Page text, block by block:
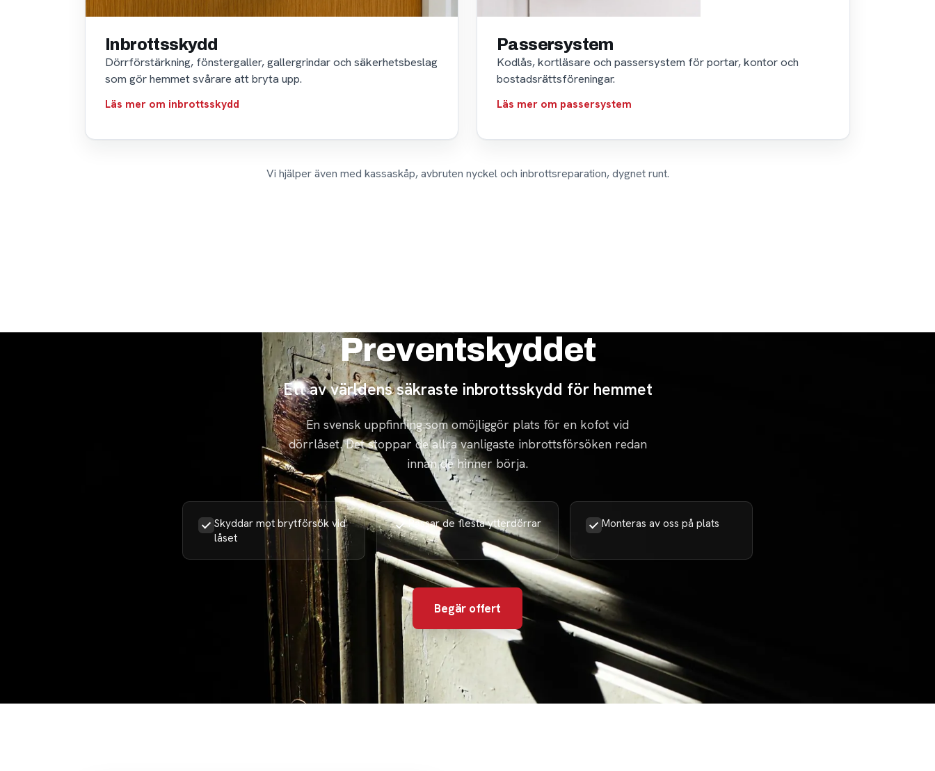
Inbrottsskydd
Dörrförstärkning, fönstergaller, gallergrindar och säkerhetsbeslag
som gör hemmet svårare att bryta upp.
Läs mer om inbrottsskydd
Passersystem
Kodlås, kortläsare och passersystem för portar, kontor och
bostadsrättsföreningar.
Läs mer om passersystem
Vi hjälper även med kassaskåp, avbruten nyckel och inbrottsreparation, dygnet runt.
Preventskyddet
Ett av världens säkraste inbrottsskydd för hemmet
En svensk uppfinning som omöjliggör plats för en kofot vid
dörrlåset. Det stoppar de allra vanligaste inbrottsförsöken redan
innan de hinner börja.
Skyddar mot brytförsök vid
låset
Passar de flesta ytterdörrar Monteras av oss på plats
Begär offert